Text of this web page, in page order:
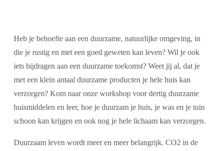
Heb je behoefte aan een duurzame, natuurlijke omgeving, in
die je rustig en met een goed geweten kan leven? Wil je ook
iets bijdragen aan een duurzame toekomst? Weet jij al, dat je
met een klein antaal duurzame producten je hele huis kan
verzorgen? Kom naar onze workshop voor dertig duurzame
huismiddelen en leer, hoe je duurzam je huis, je was en je tuin
schoon kan krijgen en ook nog je hele lichaam kan verzorgen.
Duurzaam leven wordt meer en meer belangrijk. CO2 in de